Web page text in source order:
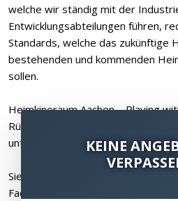
welche wir ständig mit der
Entwicklungsabteilungen führen,
Standards, welche das zukünftige
bestehenden und kommenden
sollen.
Heimkinoraum Aachen – Playing
Rückfragen ausschließlich unter
unter Mail
uli@heimkinoraum.de
Sie denken ebenfalls über ein
Fachgeschäft nach - Erfüllen Sie
KEINE